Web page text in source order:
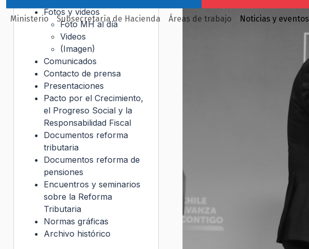
Ministerio Subsecretaría de Hacienda Áreas de trabajo Noticias y eventos
Fotos y videos
Foto MH al día
Videos
(Imagen)
Comunicados
Contacto de prensa
Presentaciones
Pacto por el Crecimiento,
el Progreso Social y la
Responsabilidad Fiscal
Documentos reforma
tributaria
Documentos reforma de
pensiones
Encuentros y seminarios
sobre la Reforma
Tributaria
Normas gráficas
Archivo histórico